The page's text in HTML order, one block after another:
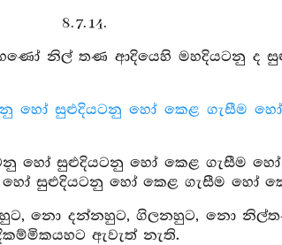
8. 7. 14.
නිල් තණ ආදියෙහි මහදියටනු ද
හෝ සුළුදියටනු හෝ කෙළ ගැසීම
හෝ සුළුදියටනු හෝ කෙළ ගැසීම හෝ
සුළුදියටනු හෝ කෙළ ගැසීම හෝ
නො දන්නහුට, ගිලනහුට, නො
ඇවැත් නැති.